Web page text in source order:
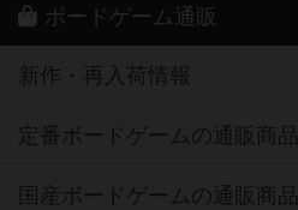
ボードゲーム通販
新作・再入荷情報
定番ボードゲームの通販商品
国産ボードゲームの通販商品